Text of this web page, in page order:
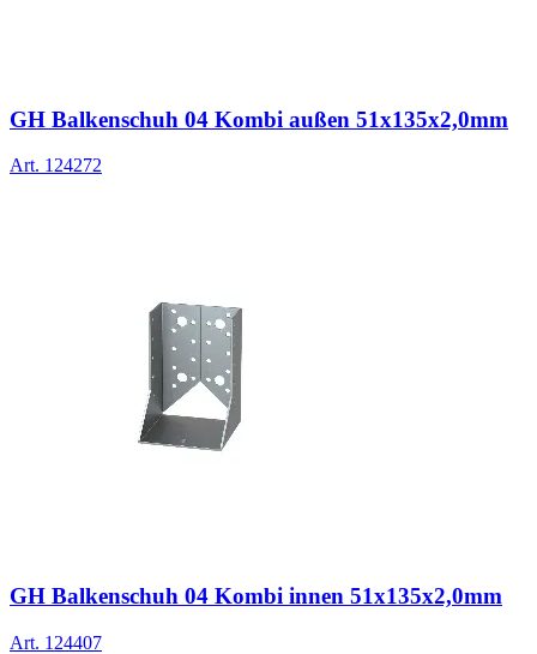
GH Balkenschuh 04 Kombi außen 51x135x2,0mm
Art. 124272
GH Balkenschuh 04 Kombi innen 51x135x2,0mm
Art. 124407